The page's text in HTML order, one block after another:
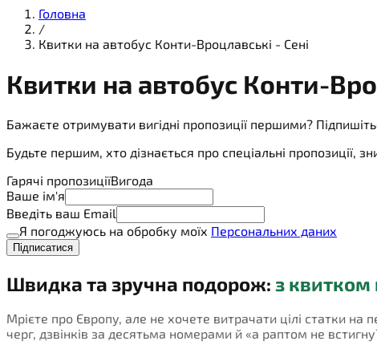
Головна
/
Квитки на автобус Конти-Вроцлавські - Сені
Квитки на автобус Конти-
Бажаєте отримувати вигідні пропозиції першими?
Будьте першим, хто дізнається про спеціальні
Гарячі пропозиціїВигода
Ваше ім'я
Введіть ваш Email
Я погоджуюсь на обробку моїх Персональних даних
Підписатися
Швидка та зручна подорож: з квитком
Мрієте про Європу, але не хочете витрачати цілі статки
черг, дзвінків за десятьма номерами й «а раптом не